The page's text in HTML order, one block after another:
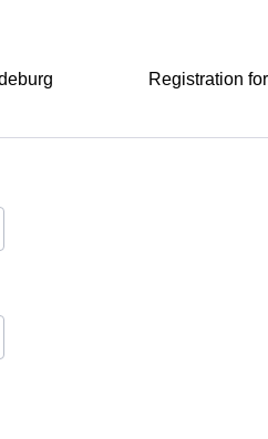
Registration